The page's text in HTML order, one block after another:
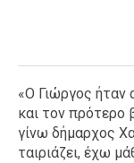
«Ο Γιώργος ήταν
και τον πρότερο
γίνω δήμαρχος
ταιριάζει, έχω